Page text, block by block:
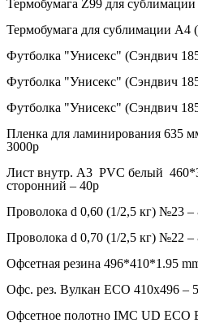
Термобумага Z99 для
Термобумага для сублимации A4
Футболка "Унисекс" (Сэндвич
Футболка "Унисекс" (Сэндвич
Футболка "Унисекс" (Сэндвич
Пленка для ламинирования 635
3000р
Лист внутр. А3 PVC белый
сторонний – 40р
Проволока d 0,60 (1/2,5 кг) №23 –
Проволока d 0,70 (1/2,5 кг) №22 –
Офсетная резина 496*410*1.95
Офс. рез. Вулкан ЕСО 410х496 –
Офсетное полотно IMC UD ECO